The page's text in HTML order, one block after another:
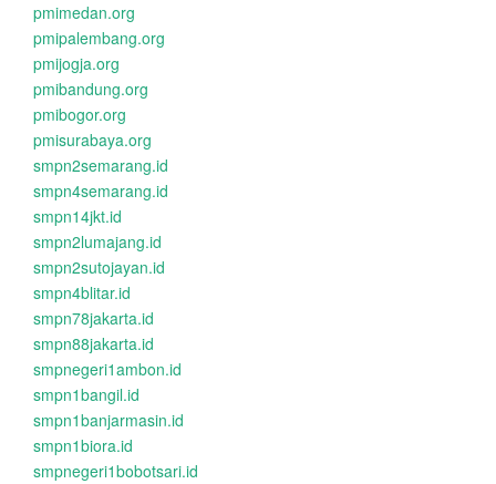
pmimedan.org
pmipalembang.org
pmijogja.org
pmibandung.org
pmibogor.org
pmisurabaya.org
smpn2semarang.id
smpn4semarang.id
smpn14jkt.id
smpn2lumajang.id
smpn2sutojayan.id
smpn4blitar.id
smpn78jakarta.id
smpn88jakarta.id
smpnegeri1ambon.id
smpn1bangil.id
smpn1banjarmasin.id
smpn1biora.id
smpnegeri1bobotsari.id